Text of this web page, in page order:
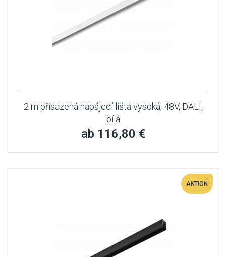
2 m přisazená napájecí lišta vysoká, 48V, DALI,
bílá
ab 116,80 €
AKTION